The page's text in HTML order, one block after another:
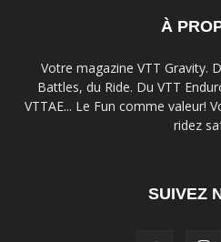
À
Votre magazine VTT Gravity.
Battles, du Ride. Du VTT
VTTAE... Le Fun comme valeur!
ridez
SUIVEZ